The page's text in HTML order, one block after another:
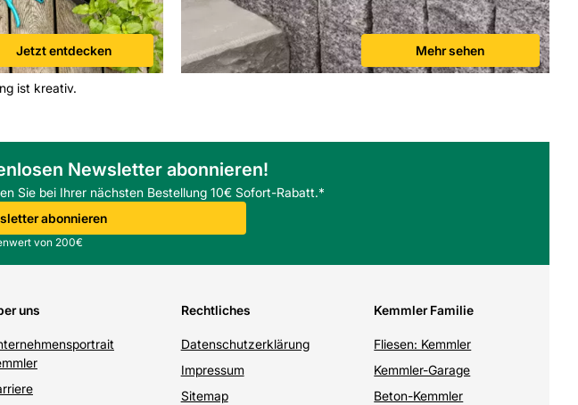
Jetzt entdecken
ist kreativ.
Mehr sehen
Newsletter abonnieren!
Sie bei Ihrer nächsten Bestellung 10€ Sofort-Rabatt.*
abonnieren
von 200€
uns Rechtliches
Datenschutzerklärung
Impressum
Sitemap
Kemmler Familie
Fliesen: Kemmler
Kemmler-Garage
Beton-Kemmler